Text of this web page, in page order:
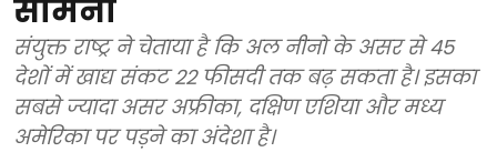
सामना
संयुक्त राष्ट्र ने चेताया है कि अल नीनो के असर से 45
देशों में खाद्य संकट 22 फीसदी तक बढ़ सकता है। इसका
सबसे ज्यादा असर अफ्रीका, दक्षिण एशिया और मध्य
अमेरिका पर पड़ने का अंदेशा है।